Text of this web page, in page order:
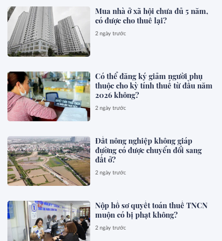
Mua nhà ở xã hội chưa đủ 5 năm,
có được cho thuê lại?
2 ngày trước
Có thể đăng ký giảm người phụ
thuộc cho kỳ tính thuế từ đầu năm
2026 không?
2 ngày trước
Đất nông nghiệp không giáp
đường có được chuyển đổi sang
đất ở?
2 ngày trước
Nộp hồ sơ quyết toán thuế TNCN
muộn có bị phạt không?
2 ngày trước